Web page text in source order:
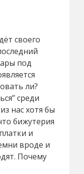
своего
под
ли?
среди
нас хотя бы
бижутерия
и
вроде и
Почему